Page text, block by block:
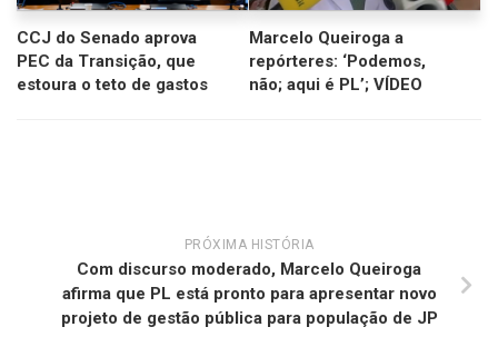
CCJ do Senado aprova
PEC da Transição, que
estoura o teto de gastos
Marcelo Queiroga a
repórteres: ‘Podemos,
não; aqui é PL’; VÍDEO
PRÓXIMA HISTÓRIA
Com discurso moderado, Marcelo Queiroga
afirma que PL está pronto para apresentar novo
projeto de gestão pública para população de JP